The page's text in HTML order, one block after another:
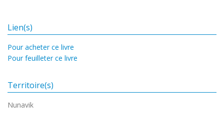
Lien(s)
Pour acheter ce livre
Pour feuilleter ce livre
Territoire(s)
Nunavik